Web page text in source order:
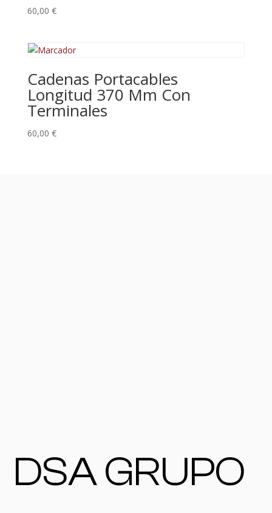
60,00 €
Cadenas Portacables
Longitud 370 Mm Con
Terminales
60,00 €
DSA GRUPO